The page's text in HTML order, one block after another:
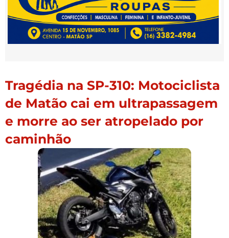
Tragédia na SP-310: Motociclista
de Matão cai em ultrapassagem
e morre ao ser atropelado por
caminhão